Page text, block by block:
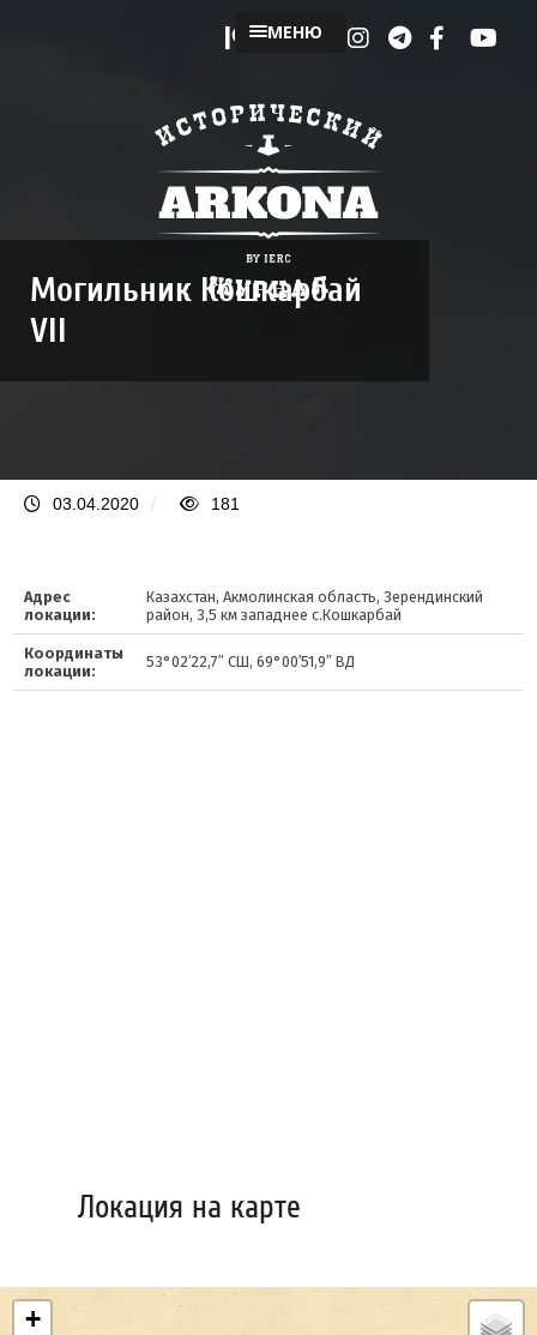
МЕНЮ
Могильник Кошкарбай
VII
03.04.2020 / 181
Адрес
локации:
Казахстан, Акмолинская область, Зерендинский
район, 3,5 км западнее с.Кошкарбай
Координаты
локации:
53°02′22,7″ СШ, 69°00′51,9″ ВД
Локация на карте
+